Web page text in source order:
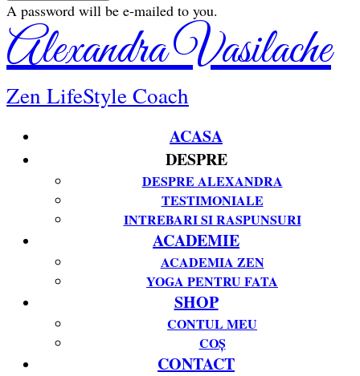
A password will be e-mailed to you.
Alexandra Vasilache
Zen LifeStyle Coach
ACASA
DESPRE
DESPRE ALEXANDRA
TESTIMONIALE
INTREBARI SI RASPUNSURI
ACADEMIE
ACADEMIA ZEN
YOGA PENTRU FATA
SHOP
CONTUL MEU
COȘ
CONTACT